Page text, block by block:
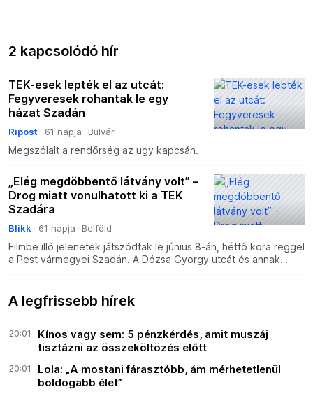
2 kapcsolódó hír
TEK-esek lepték el az utcát:
Fegyveresek rohantak le egy
házat Szadán
Ripost 61 napja Bulvár
Megszólalt a rendőrség az ügy kapcsán.
„Elég megdöbbentő látvány volt” –
Drog miatt vonulhatott ki a TEK
Szadára
Blikk 61 napja Belföld
Filmbe illő jelenetek játszódtak le június 8-án, hétfő kora reggel
a Pest vármegyei Szadán. A Dózsa György utcát és annak
A legfrissebb hírek
20:01
Kínos vagy sem: 5 pénzkérdés, amit muszáj
tisztázni az összeköltözés előtt
20:01
Lola: „A mostani fárasztóbb, ám mérhetetlenül
boldogabb élet”